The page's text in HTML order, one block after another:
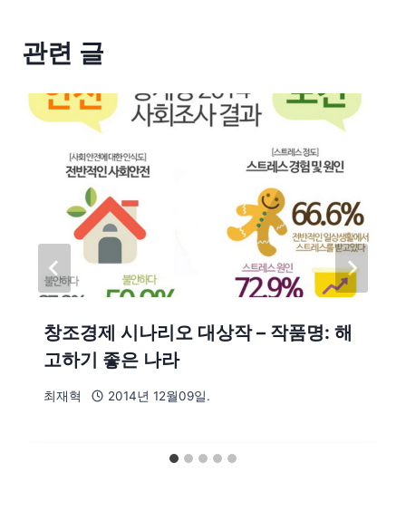
관련 글
창조경제 시나리오 대상작 – 작품명: 해
고하기 좋은 나라
최재혁 2014년 12월09일.